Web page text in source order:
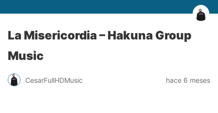
La Misericordia – Hakuna Group
Music
CesarFullHDMusic hace 6 meses